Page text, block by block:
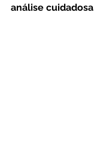
análise cuidadosa